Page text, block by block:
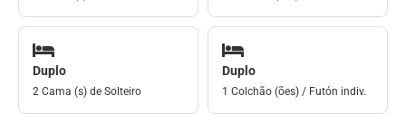
Duplo
2 Cama (s) de Solteiro
Duplo
1 Colchão (ões) / Futón indiv.